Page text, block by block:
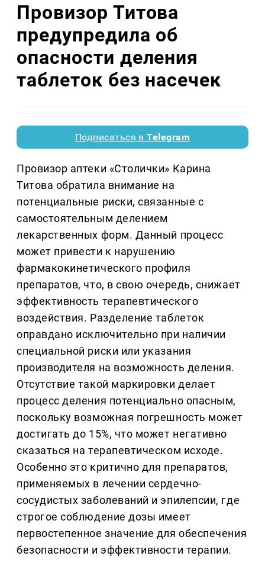
Провизор Титова
предупредила об
опасности деления
таблеток без насечек
Подписаться вTelegram
Провизор аптеки «Столички» Карина
Титова обратила внимание на
потенциальные риски, связанные с
самостоятельным делением
лекарственных форм. Данный процесс
может привести к нарушению
фармакокинетического профиля
препаратов, что, в свою очередь, снижает
эффективность терапевтического
воздействия. Разделение таблеток
оправдано исключительно при наличии
специальной риски или указания
производителя на возможность деления.
Отсутствие такой маркировки делает
процесс деления потенциально опасным,
поскольку возможная погрешность может
достигать до 15%, что может негативно
сказаться на терапевтическом исходе.
Особенно это критично для препаратов,
применяемых в лечении сердечно-
сосудистых заболеваний и эпилепсии, где
строгое соблюдение дозы имеет
первостепенное значение для обеспечения
безопасности и эффективности терапии.